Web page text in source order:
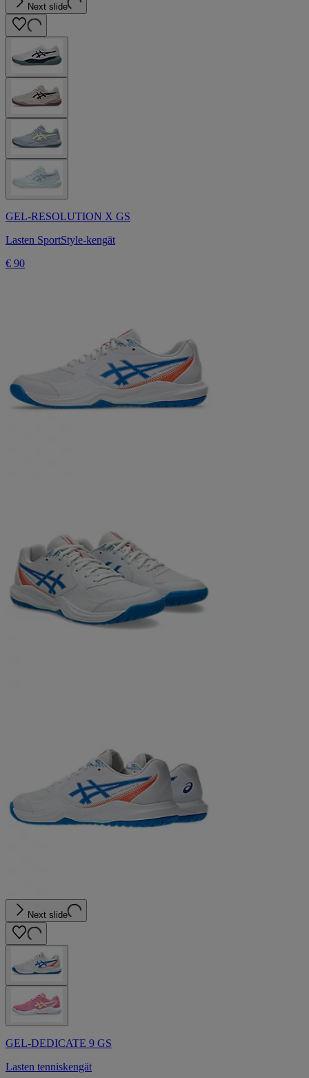
Next slide
GEL-RESOLUTION X GS
Lasten SportStyle-kengät
€ 90
Next slide
GEL-DEDICATE 9 GS
Lasten tenniskengät